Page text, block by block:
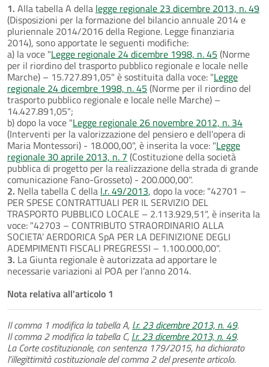
1. Alla tabella A della legge regionale 23 dicembre 2013, n. 49
(Disposizioni per la formazione del bilancio annuale 2014 e
pluriennale 2014/2016 della Regione. Legge finanziaria
2014), sono apportate le seguenti modifiche:
a) la voce "Legge regionale 24 dicembre 1998, n. 45 (Norme
per il riordino del trasporto pubblico regionale e locale nelle
Marche) – 15.727.891,05" è sostituita dalla voce: "Legge
regionale 24 dicembre 1998, n. 45 (Norme per il riordino del
trasporto pubblico regionale e locale nelle Marche) –
14.427.891,05";
b) dopo la voce "Legge regionale 26 novembre 2012, n. 34
(Interventi per la valorizzazione del pensiero e dell'opera di
Maria Montessori) - 18.000,00", è inserita la voce: "Legge
regionale 30 aprile 2013, n. 7 (Costituzione della società
pubblica di progetto per la realizzazione della strada di grande
comunicazione Fano-Grosseto) - 200.000,00".
2. Nella tabella C della l.r. 49/2013, dopo la voce: "42701 –
PER SPESE CONTRATTUALI PER IL SERVIZIO DEL
TRASPORTO PUBBLICO LOCALE – 2.113.929,51", è inserita la
voce: "42703 – CONTRIBUTO STRAORDINARIO ALLA
SOCIETA’ AERDORICA SpA PER LA DEFINIZIONE DEGLI
ADEMPIMENTI FISCALI PREGRESSI – 1.100.000,00".
3. La Giunta regionale è autorizzata ad apportare le
necessarie variazioni al POA per l’anno 2014.
Nota relativa all'articolo 1
Il comma 1 modifica la tabella A, l.r. 23 dicembre 2013, n. 49.
Il comma 2 modifica la tabella C, l.r. 23 dicembre 2013, n. 49.
La Corte costituzionale, con sentenza 179/2015, ha dichiarato
l’illegittimità costituzionale del comma 2 del presente articolo.